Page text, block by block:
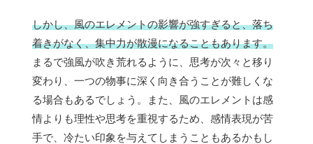
しかし、風のエレメントの影響が強すぎると、落ち
着きがなく、集中力が散漫になることもあります。
まるで強風が吹き荒れるように、思考が次々と移り
変わり、一つの物事に深く向き合うことが難しくな
る場合もあるでしょう。また、風のエレメントは感
情よりも理性や思考を重視するため、感情表現が苦
手で、冷たい印象を与えてしまうこともあるかもし